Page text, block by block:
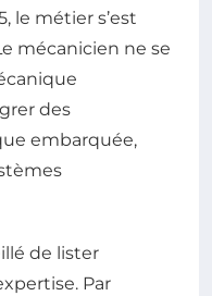
le métier s’est
mécanicien ne se
des
embarquée,
de lister
Par